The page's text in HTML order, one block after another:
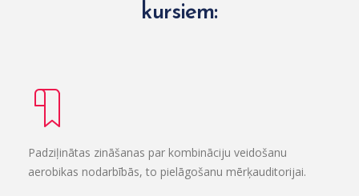
kursiem:
Padziļinātas zināšanas par kombināciju veidošanu
aerobikas nodarbībās, to pielāgošanu mērķauditorijai.